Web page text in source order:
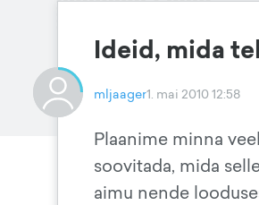
Ideid, mida
mljaager1. mai 2010 12:58
Plaanime minna
soovitada, mida
aimu nende